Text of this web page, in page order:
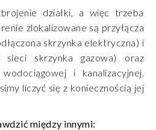
działki, a więc trzeba
zlokalizowane są przyłącza
skrzynka elektryczna) i
sieci skrzynka gazowa) oraz
i kanalizacyjnej.
liczyć się z koniecznością jej
między innymi: